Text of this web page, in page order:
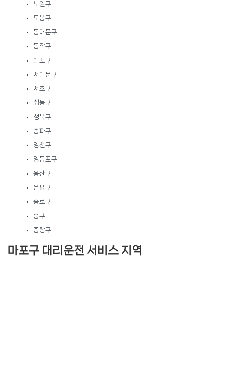
노원구
도봉구
동대문구
동작구
마포구
서대문구
서초구
성동구
성북구
송파구
양천구
영등포구
용산구
은평구
종로구
중구
중랑구
마포구 대리운전 서비스 지역